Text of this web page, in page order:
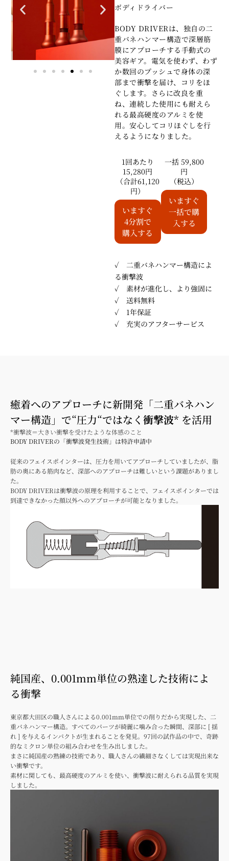
ボディドライバー
BODY DRIVERは、独自の二
重バネハンマー構造で深層筋
膜にアプローチする手動式の
美容ギア。電気を使わず、わず
か数回のプッシュで身体の深
部まで衝撃を届け、コリをほ
ぐします。さらに改良を重
ね、連続した使用にも耐えら
れる最高硬度のアルミを使
用。安心してコリほぐしを行
えるようになりました。
1回あたり
15,280円
（合計61,120
円）
いますぐ
4分割で
購入する
一括 59,800
円
（税込）
いますぐ
一括で購
入する
✓ 二重バネハンマー構造によ
る衝撃波
✓ 素材が進化し、より強固に
✓ 送料無料
✓ 1年保証
✓ 充実のアフターサービス
癒着へのアプローチに新開発「二重バネハン
マー構造」で“圧力“ではなく 衝撃波* を活用
*衝撃波＝大きい衝撃を受けたような体感のこと
BODY DRIVERの「衝撃波発生技術」は特許申請中
従来のフェイスポインターは、圧力を用いてアプローチしていましたが、脂
肪の奥にある筋肉など、深部へのアプローチは難しいという課題がありまし
た。
BODY DRIVERは衝撃波の原理を利用することで、フェイスポインターでは
到達できなかった顔以外へのアプローチが可能となりました。
純国産、0.001mm単位の熟達した技術によ
る衝撃
東京都大田区の職人さんによる0.001mm単位での削りだから実現した、二
重バネハンマー構造。すべてのパーツが綺麗に噛み合った瞬間、深部に [ 揺
れ ] を与えるインパクトが生まれることを発見。97回の試作品の中で、奇跡
的なミクロン単位の組み合わせを生み出しました。
まさに純国産の熟練の技術であり、職人さんの繊細さなくしては実現出来な
い衝撃です。
素材に関しても、最高硬度のアルミを使い、衝撃波に耐えられる品質を実現
しました。